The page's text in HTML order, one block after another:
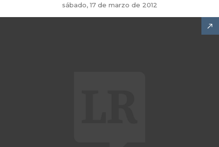
sábado, 17 de marzo de 2012